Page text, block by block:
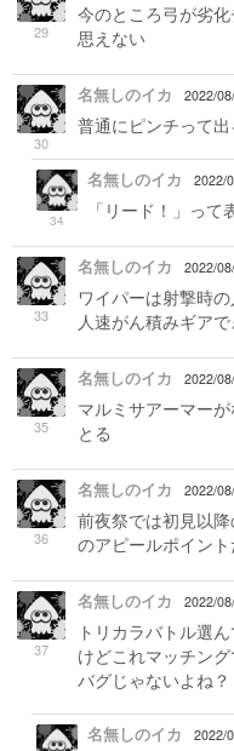
29
今のところ弓が劣
思えない
30
名無しのイカ 2022/
普通にピンチって
34
名無しのイカ 2022/
「リード！」っ
33
名無しのイカ 2022/
ワイパーは射撃時
人速がん積みギア
35
名無しのイカ 2022/
マルミサアーマー
とる
36
名無しのイカ 2022/
前夜祭では初見以
のアピールポイン
37
名無しのイカ 2022/
トリカラバトル選
けどこれマッチン
バグじゃないよね？
名無しのイカ 2022/